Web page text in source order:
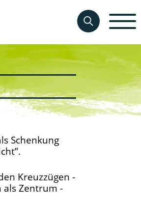
Schenkung
Kreuzzügen -
als Zentrum -